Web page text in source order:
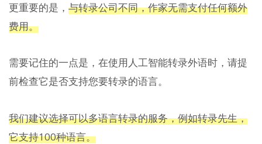
更重要的是， 与转录公司不同，作家无需支付任何额外
费用。
需要记住的一点是，在使用人工智能转录外语时，请提
前检查它是否支持您要转录的语言。
我们建议选择可以多语言转录的服务，例如转录先生，
它支持100种语言。